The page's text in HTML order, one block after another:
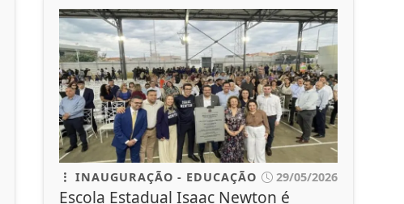
INAUGURAÇÃO - EDUCAÇÃO 29/05/2026
Escola Estadual Isaac Newton é